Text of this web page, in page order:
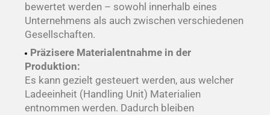
bewertet werden – sowohl innerhalb eines
Unternehmens als auch zwischen verschiedenen
Gesellschaften.
Präzisere Materialentnahme in der
Produktion:
Es kann gezielt gesteuert werden, aus welcher
Ladeeinheit (Handling Unit) Materialien
entnommen werden. Dadurch bleiben